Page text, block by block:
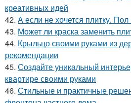
креативных идей
42. А если не хочется плитку. Пол
43. Может ли краска заменить
44. Крыльцо своими руками из
рекомендации
45. Создайте уникальный
квартире своими руками
46. Стильные и практичные